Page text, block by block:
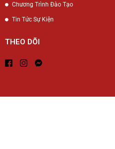
Chương Trình Đào Tạo
Tin Tức Sự Kiện
THEO DÕI